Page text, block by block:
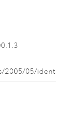
2005/05/